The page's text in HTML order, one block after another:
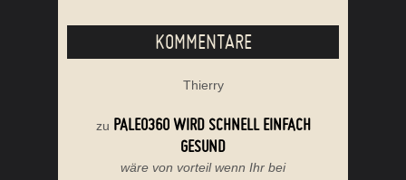
KOMMENTARE
Thierry
zu PALEO360 WIRD SCHNELL EINFACH
GESUND
wäre von vorteil wenn Ihr bei